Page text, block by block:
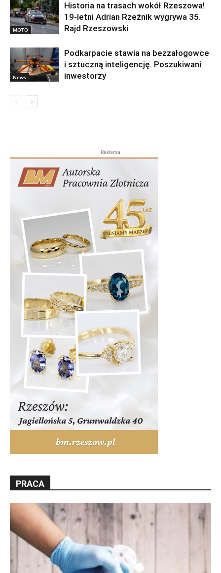
MOTO
Historia na trasach wokół Rzeszowa!
19-letni Adrian Rzeźnik wygrywa 35.
Rajd Rzeszowski
News
Podkarpacie stawia na bezzałogowce
i sztuczną inteligencję. Poszukiwani
inwestorzy
Reklama
PRACA